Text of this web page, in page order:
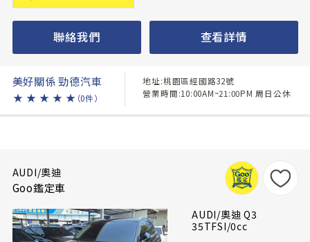
聯絡我們 查看詳情
美好關係 勁德汽車
★ ★ ★ ★ ★ （0件）
地址:桃園區經國路32號
營業時間:10:00AM~21:00PM 周日公休
AUDI/奧迪
Goo鑑定車
AUDI/奧迪 Q3
35TFSI/0cc